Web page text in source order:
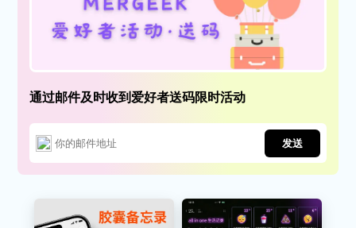
通过邮件及时收到爱好者送码限时活动
发送